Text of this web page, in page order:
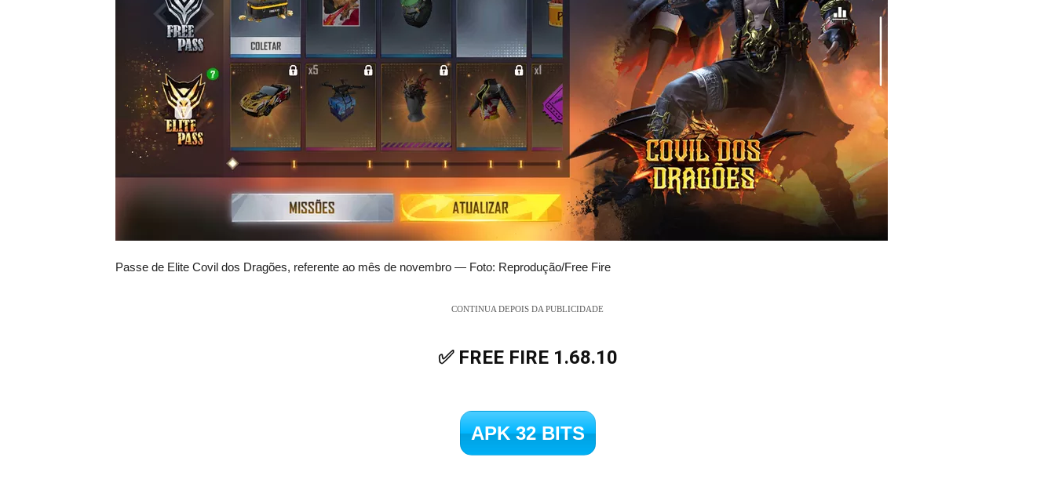
Passe de Elite Covil dos Dragões, referente ao mês de novembro — Foto: Reprodução/Free Fire
CONTINUA DEPOIS DA PUBLICIDADE
✅ FREE FIRE 1.68.10
APK 32 BITS